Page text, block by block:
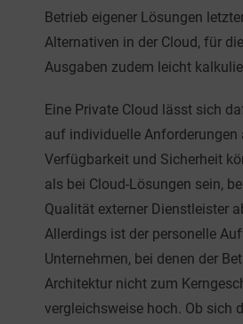
Betrieb eigener Lösungen
Alternativen in der Cloud, für
Ausgaben zudem leicht
Eine Private Cloud lässt sich
auf individuelle Anforderungen
Verfügbarkeit und Sicherheit
als bei Cloud-Lösungen sein,
Qualität externer Dienstleister
Allerdings ist der personelle
Unternehmen, bei denen der
Architektur nicht zum
vergleichsweise hoch. Ob sich